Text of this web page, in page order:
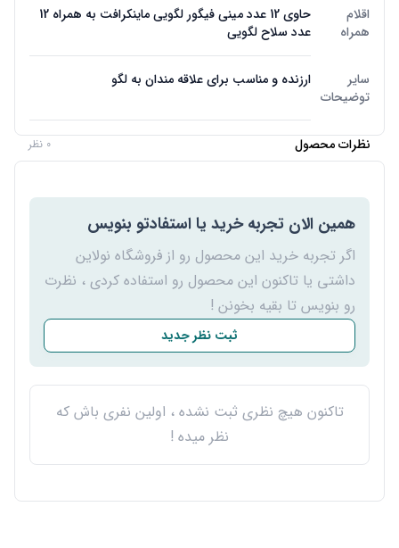
اقلام
همراه
حاوی 12 عدد مینی فیگور لگویی ماینکرافت به همراه 12
عدد سلاح لگویی
سایر
توضیحات
ارزنده و مناسب برای علاقه مندان به لگو
نظرات محصول 0 نظر
همین الان تجربه خرید یا استفادتو بنویس
اگر تجربه خرید این محصول رو از فروشگاه نولاین
داشتی یا تاکنون این محصول رو استفاده کردی ، نظرت
رو بنویس تا بقیه بخونن !
ثبت نظر جدید
تاکنون هیچ نظری ثبت نشده ، اولین نفری باش که
نظر میده !